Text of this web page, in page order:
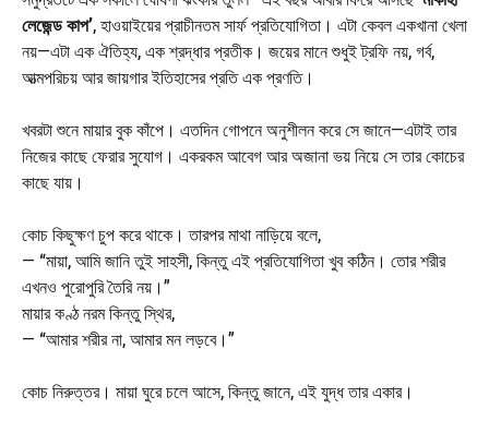
লেজেন্ড কাপ’, হাওয়াইয়ের প্রাচীনতম সার্ফ প্রতিযোগিতা। এটা কেবল একখানা খেলা
নয়—এটা এক ঐতিহ্য, এক শ্রদ্ধার প্রতীক। জয়ের মানে শুধুই ট্রফি নয়, গর্ব,
আত্মপরিচয় আর জায়গার ইতিহাসের প্রতি এক প্রণতি।
খবরটা শুনে মায়ার বুক কাঁপে। এতদিন গোপনে অনুশীলন করে সে জানে—এটাই তার
নিজের কাছে ফেরার সুযোগ। একরকম আবেগ আর অজানা ভয় নিয়ে সে তার কোচের
কাছে যায়।
কোচ কিছুক্ষণ চুপ করে থাকে। তারপর মাথা নাড়িয়ে বলে,
— “মায়া, আমি জানি তুই সাহসী, কিন্তু এই প্রতিযোগিতা খুব কঠিন। তোর শরীর
এখনও পুরোপুরি তৈরি নয়।”
মায়ার কণ্ঠ নরম কিন্তু স্থির,
— “আমার শরীর না, আমার মন লড়বে।”
কোচ নিরুত্তর। মায়া ঘুরে চলে আসে, কিন্তু জানে, এই যুদ্ধ তার একার।